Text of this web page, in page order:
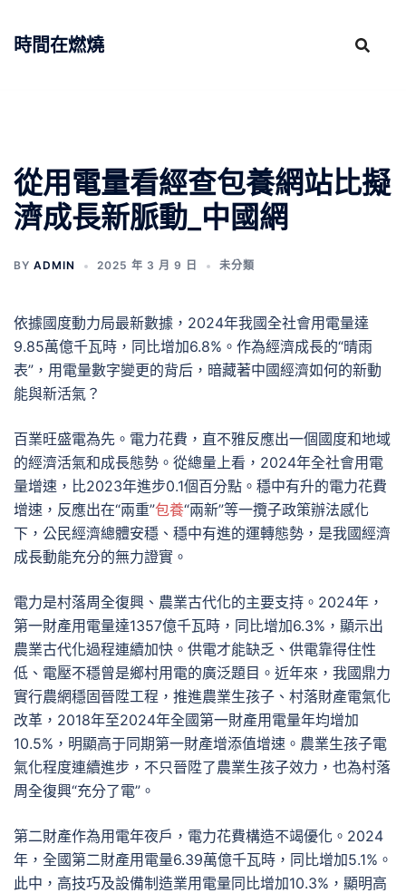
時間在燃燒
從用電量看經查包養網站比擬
濟成長新脈動_中國網
BY ADMIN 2025 年 3 月 9 日 未分類
依據國度動力局最新數據，2024年我國全社會用電量達
9.85萬億千瓦時，同比增加6.8%。作為經濟成長的“晴雨
表”，用電量數字變更的背后，暗藏著中國經濟如何的新動
能與新活氣？
百業旺盛電為先。電力花費，直不雅反應出一個國度和地域
的經濟活氣和成長態勢。從總量上看，2024年全社會用電
量增速，比2023年進步0.1個百分點。穩中有升的電力花費
增速，反應出在“兩重”包養“兩新”等一攬子政策辦法感化
下，公民經濟總體安穩、穩中有進的運轉態勢，是我國經濟
成長動能充分的無力證實。
電力是村落周全復興、農業古代化的主要支持。2024年，
第一財產用電量達1357億千瓦時，同比增加6.3%，顯示出
農業古代化過程連續加快。供電才能缺乏、供電靠得住性
低、電壓不穩曾是鄉村用電的廣泛題目。近年來，我國鼎力
實行農網穩固晉陞工程，推進農業生孩子、村落財產電氣化
改革，2018年至2024年全國第一財產用電量年均增加
10.5%，明顯高于同期第一財產增添值增速。農業生孩子電
氣化程度連續進步，不只晉陞了農業生孩子效力，也為村落
周全復興“充分了電”。
第二財產作為用電年夜戶，電力花費構造不竭優化。2024
年，全國第二財產用電量6.39萬億千瓦時，同比增加5.1%。
此中，高技巧及設備制造業用電量同比增加10.3%，顯明高